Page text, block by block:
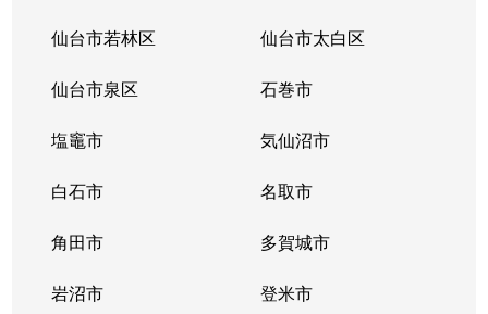
仙台市若林区 仙台市太白区
仙台市泉区 石巻市
塩竈市 気仙沼市
白石市 名取市
角田市 多賀城市
岩沼市 登米市